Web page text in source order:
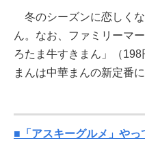
冬のシーズンに恋しく
ん。なお、ファミリーマ
ろたま牛すきまん」（
まんは中華まんの新定番
■「アスキーグルメ」やっ